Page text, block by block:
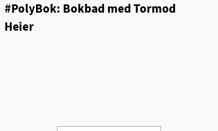
#PolyBok: Bokbad med Tormod
Heier